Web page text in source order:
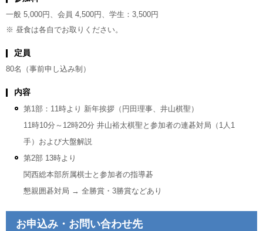
一般 5,000円、会員 4,500円、学生：3,500円
※ 昼食は各自でお取りください。
定員
80名（事前申し込み制）
内容
第1部：11時より 新年挨拶（円田理事、井山棋聖）
11時10分～12時20分 井山裕太棋聖と参加者の連碁対局（1人1
手）および大盤解説
第2部 13時より
関西総本部所属棋士と参加者の指導碁
懇親囲碁対局 → 全勝賞・3勝賞などあり
お申込み・お問い合わせ先